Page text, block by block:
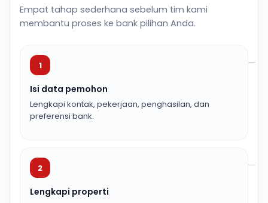
Empat tahap sederhana sebelum tim kami
membantu proses ke bank pilihan Anda.
1
Isi data pemohon
Lengkapi kontak, pekerjaan, penghasilan, dan
preferensi bank.
2
Lengkapi properti